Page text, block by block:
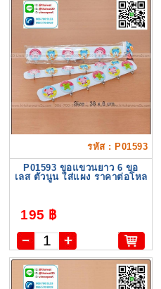
รหัส : P01593
P01593 ขอแขวนยาว 6 ขอ
เลส ตัวนูน ใส่แผง ราคาต่อโหล
195 ฿